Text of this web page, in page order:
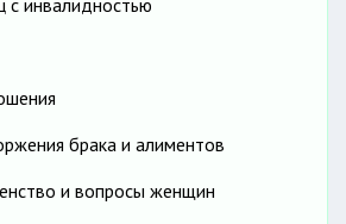
с инвалидностью
брака и алиментов
и вопросы женщин